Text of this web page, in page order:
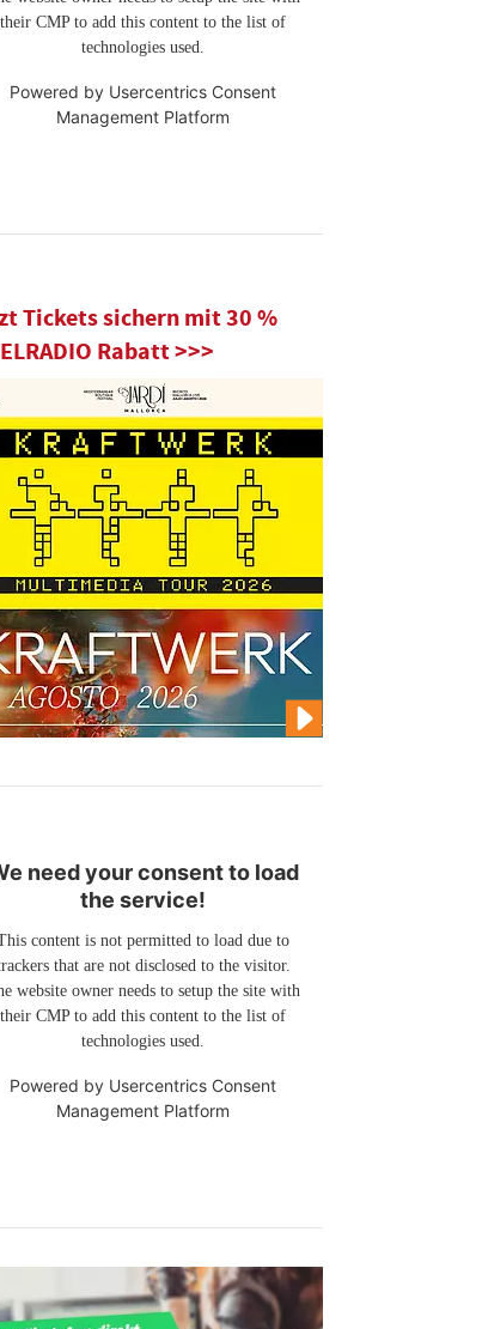
their CMP to add this content to the list of
technologies used.
Powered by Usercentrics Consent
Management Platform
Tickets sichern mit 30 %
Rabatt >>>
need your consent to load
the service!
content is not permitted to load due to
that are not disclosed to the visitor.
website owner needs to setup the site with
their CMP to add this content to the list of
technologies used.
Powered by Usercentrics Consent
Management Platform